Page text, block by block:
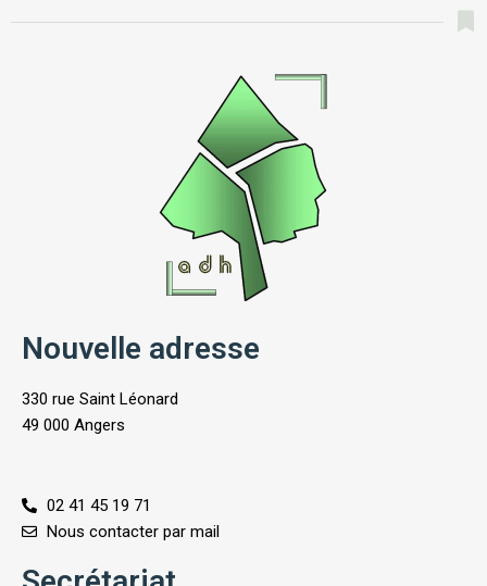
Nouvelle adresse
330 rue Saint Léonard
49 000 Angers
02 41 45 19 71
Nous contacter par mail